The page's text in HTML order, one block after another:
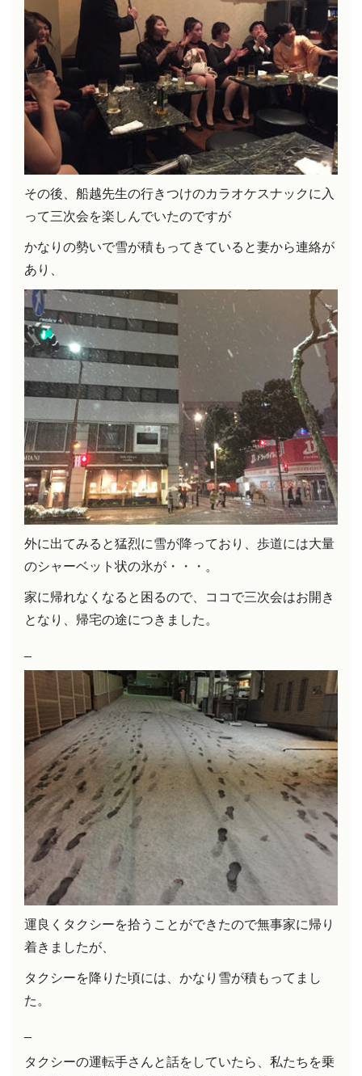
その後、船越先生の行きつけのカラオケスナックに入
って三次会を楽しんでいたのですが
かなりの勢いで雪が積もってきていると妻から連絡が
あり、
外に出てみると猛烈に雪が降っており、歩道には大量
のシャーベット状の氷が・・・。
家に帰れなくなると困るので、ココで三次会はお開き
となり、帰宅の途につきました。
運良くタクシーを拾うことができたので無事家に帰り
着きましたが、
タクシーを降りた頃には、かなり雪が積もってまし
た。
タクシーの運転手さんと話をしていたら、私たちを乗